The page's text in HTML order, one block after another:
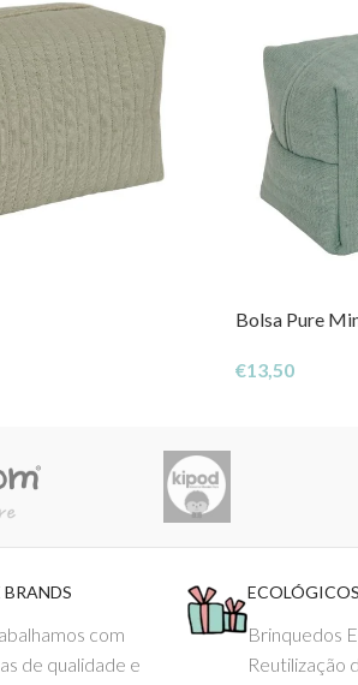
Bolsa Pure
€13,50
BRANDS
com
de qualidade e
ECOLÓGICOS
Brinquedos
Reutilização